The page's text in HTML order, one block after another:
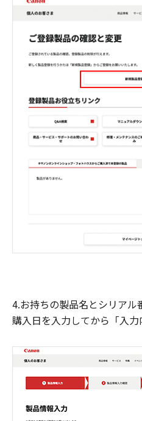
4.お持ちの製品名とシリアル
購入日を入力してから「入